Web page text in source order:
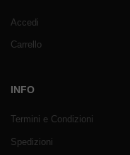
Accedi
Carrello
INFO
Termini e Condizioni
Spedizioni